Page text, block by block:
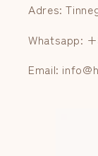
Adres:
Whatsapp:
Email: